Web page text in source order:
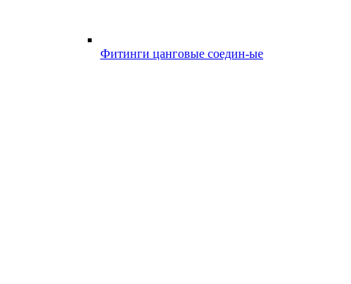
Фитинги цанговые соедин-ые